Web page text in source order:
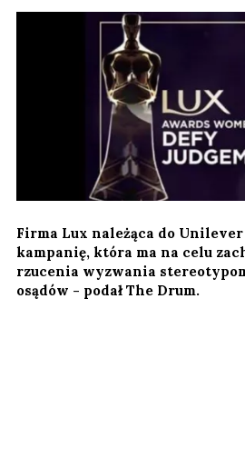
Firma Lux należąca do Unilever
kampanię, która ma na celu
rzucenia wyzwania
osądów - podał The Drum.